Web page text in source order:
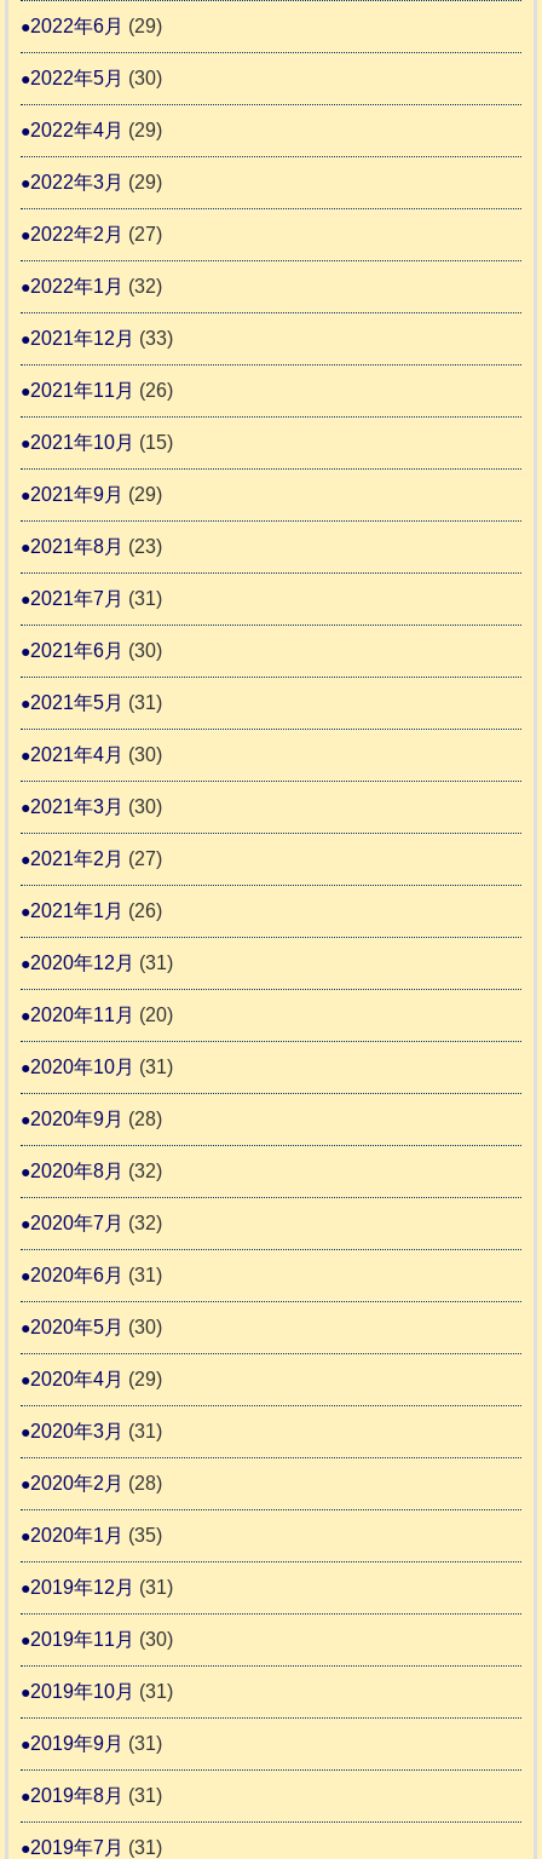
2022年6月 (29)
2022年5月 (30)
2022年4月 (29)
2022年3月 (29)
2022年2月 (27)
2022年1月 (32)
2021年12月 (33)
2021年11月 (26)
2021年10月 (15)
2021年9月 (29)
2021年8月 (23)
2021年7月 (31)
2021年6月 (30)
2021年5月 (31)
2021年4月 (30)
2021年3月 (30)
2021年2月 (27)
2021年1月 (26)
2020年12月 (31)
2020年11月 (20)
2020年10月 (31)
2020年9月 (28)
2020年8月 (32)
2020年7月 (32)
2020年6月 (31)
2020年5月 (30)
2020年4月 (29)
2020年3月 (31)
2020年2月 (28)
2020年1月 (35)
2019年12月 (31)
2019年11月 (30)
2019年10月 (31)
2019年9月 (31)
2019年8月 (31)
2019年7月 (31)